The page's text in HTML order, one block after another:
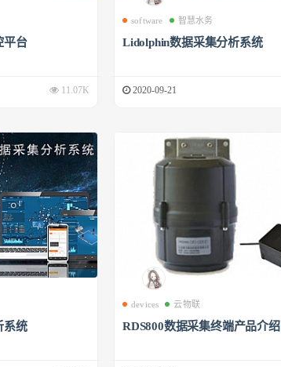
平台
11.07K
software 智慧水务
Lidolphin数据采集分析系统
2020-09-21
系统
devices 云物联
RDS800数据采集终端产品介绍